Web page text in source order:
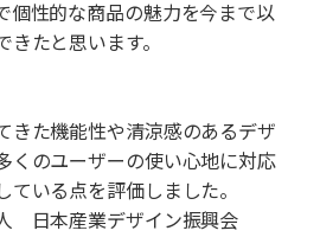
個性的な商品の魅力を今まで以
きたと思います。
きた機能性や清涼感のあるデザ
くのユーザーの使い心地に対応
ている点を評価しました。
人 日本産業デザイン振興会